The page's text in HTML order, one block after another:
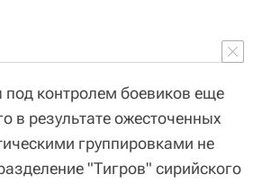
под контролем боевиков еще
в результате ожесточенных
группировками не
"Тигров" сирийского